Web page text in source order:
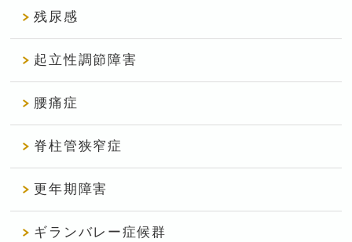
残尿感
起立性調節障害
腰痛症
脊柱管狭窄症
更年期障害
ギランバレー症候群